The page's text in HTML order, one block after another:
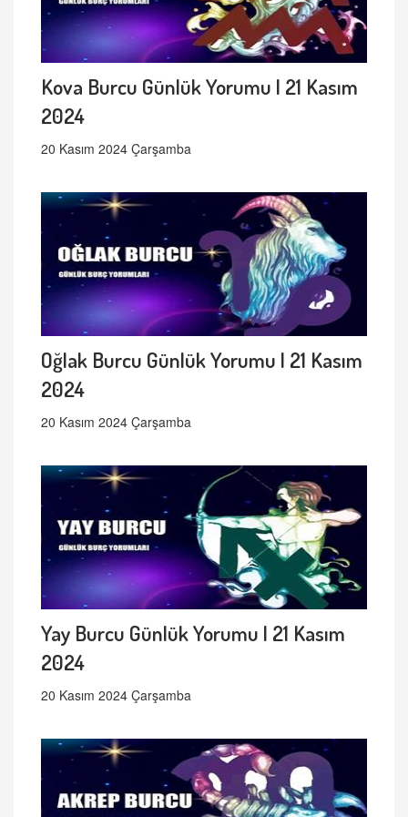
Kova Burcu Günlük Yorumu | 21 Kasım
2024
20 Kasım 2024 Çarşamba
Oğlak Burcu Günlük Yorumu | 21 Kasım
2024
20 Kasım 2024 Çarşamba
Yay Burcu Günlük Yorumu | 21 Kasım
2024
20 Kasım 2024 Çarşamba